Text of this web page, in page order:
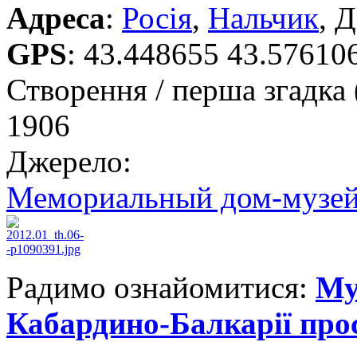
Адреса: Росія, Нальчик,
GPS: 43.448655
Створення / перша
1906
Джерело:
Мемориальный дом-
Радимо ознайомитися:
Кабардино-Балкарії